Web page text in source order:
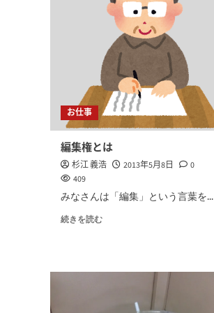
お仕事
編集権とは
杉江 義浩 2013年5月8日
0
409
みなさんは「編集」という言葉を...
続きを読む